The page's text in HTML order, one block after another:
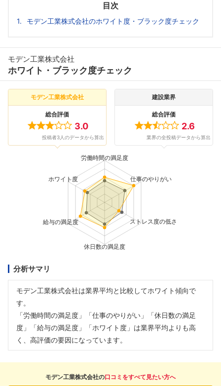
目次
モデン工業株式会社のホワイト度・ブラック度チェック
モデン工業株式会社
ホワイト・ブラック度チェック
モデン工業株式会社
総合評価
3.0
投稿者3人のデータから算出
建設業界
総合評価
2.6
業界の全投稿データから算出
分析サマリ
モデン工業株式会社は業界平均と比較してホワイト傾向で
す。
「労働時間の満足度」「仕事のやりがい」「休日数の満足
度」「給与の満足度」「ホワイト度」は業界平均よりも高
く、高評価の要因になっています。
モデン工業株式会社の口コミをすべて見たい方へ